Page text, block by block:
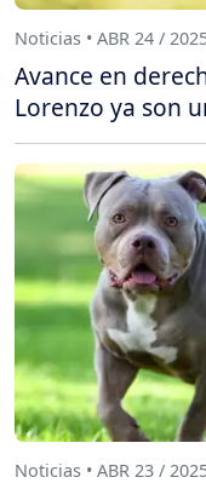
Noticias • ABR 24 /
Avance en
Lorenzo ya son
Noticias • ABR 23 /